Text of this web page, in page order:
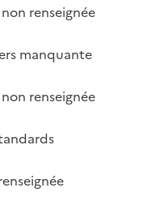
renseignée
manquante
renseignée